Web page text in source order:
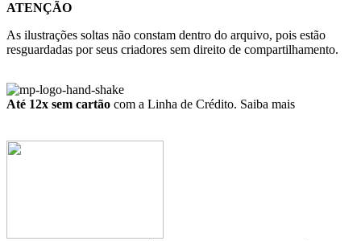
ATENÇÃO
As ilustrações soltas não constam dentro do arquivo, pois estão
resguardadas por seus criadores sem direito de compartilhamento.
Até 12x sem cartão com a Linha de Crédito. Saiba mais